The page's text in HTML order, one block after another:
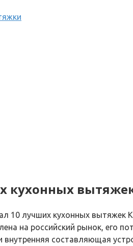
кухонных
10 лучших кухонных вытяжек
на российский рынок, его
внутренняя составляющая